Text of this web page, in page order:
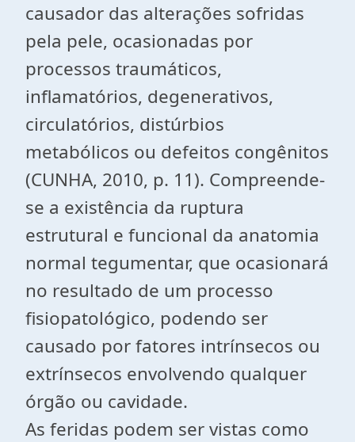
causador das alterações sofridas
pela pele, ocasionadas por
processos traumáticos,
inflamatórios, degenerativos,
circulatórios, distúrbios
metabólicos ou defeitos congênitos
(CUNHA, 2010, p. 11). Compreende-
se a existência da ruptura
estrutural e funcional da anatomia
normal tegumentar, que ocasionará
no resultado de um processo
fisiopatológico, podendo ser
causado por fatores intrínsecos ou
extrínsecos envolvendo qualquer
órgão ou cavidade.
As feridas podem ser vistas como